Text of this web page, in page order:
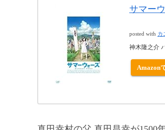
サマー
posted with カ
神木隆之介
Amazon